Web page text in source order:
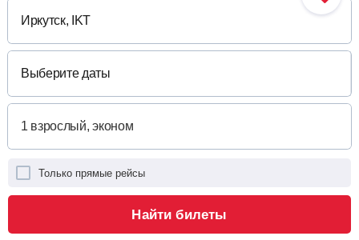
Выберите даты
Только прямые рейсы
Найти билеты